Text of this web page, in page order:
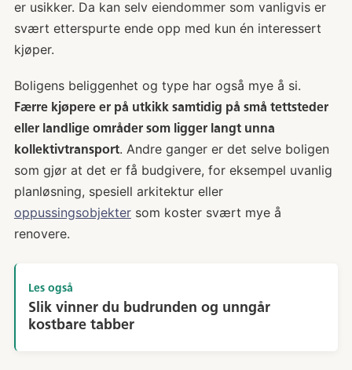
er usikker. Da kan selv eiendommer som vanligvis er
svært etterspurte ende opp med kun én interessert
kjøper.
Boligens beliggenhet og type har også mye å si.
Færre kjøpere er på utkikk samtidig på små tettsteder
eller landlige områder som ligger langt unna
kollektivtransport. Andre ganger er det selve boligen
som gjør at det er få budgivere, for eksempel uvanlig
planløsning, spesiell arkitektur eller
oppussingsobjektersom koster svært mye å
renovere.
Les også
Slik vinner du budrunden og unngår
kostbare tabber